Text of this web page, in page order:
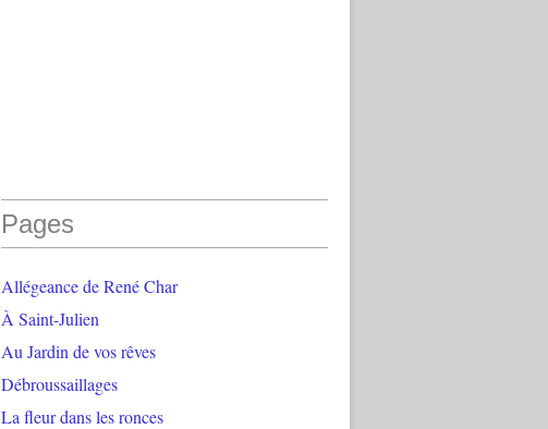
Pages
Allégeance de René Char
À Saint-Julien
Au Jardin de vos rêves
Débroussaillages
La fleur dans les ronces